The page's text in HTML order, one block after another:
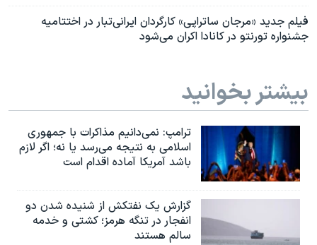
فیلم جدید «مرجان ساتراپی» کارگردان ایرانی‌تبار در اختتامیه
جشنواره تورنتو در کانادا اکران می‌شود
بیشتر بخوانید
ترامپ: نمی‌دانیم مذاکرات با جمهوری
اسلامی به نتیجه می‌رسد یا نه؛ اگر لازم
باشد آمریکا آماده اقدام است
گزارش یک نفتکش از شنیده شدن دو
انفجار در تنگه هرمز؛ کشتی و خدمه
سالم هستند